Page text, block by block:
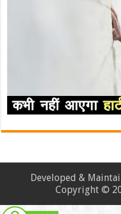
Developed &
Copyright ©